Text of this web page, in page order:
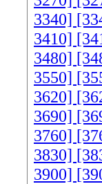
3340]
3410]
3480]
3550]
3620]
3690]
3760]
3830]
3900]